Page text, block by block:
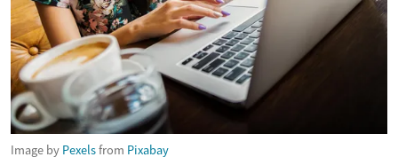
Image by Pexelsfrom Pixabay